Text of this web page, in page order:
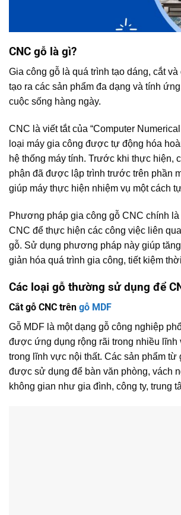
CNC gỗ là gì?
Gia công gỗ là quá trình tạo dáng, cắt
tạo ra các sản phẩm đa dạng và tính
cuộc sống hàng ngày.
CNC là viết tắt của “Computer
loại máy gia công được tự động hóa
hệ thống máy tính. Trước khi thực hiện,
phận đã được lập trình trước trên phần
giúp máy thực hiện nhiệm vụ một cách
Phương pháp gia công gỗ CNC chính
CNC để thực hiện các công việc liên
gỗ. Sử dụng phương pháp này giúp
giản hóa quá trình gia công, tiết kiệm
Các loại gỗ thường sử dụng để
Cắt gỗ CNC trên gỗ MDF
Gỗ MDF là một dạng gỗ công nghiệp
được ứng dụng rộng rãi trong nhiều lĩnh
trong lĩnh vực nội thất. Các sản phẩm từ
được sử dụng để bàn văn phòng, vách
không gian như gia đình, công ty, trung